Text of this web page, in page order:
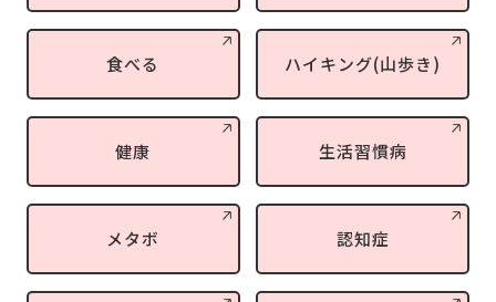
食べる ハイキング(山歩き)
健康 生活習慣病
メタボ 認知症